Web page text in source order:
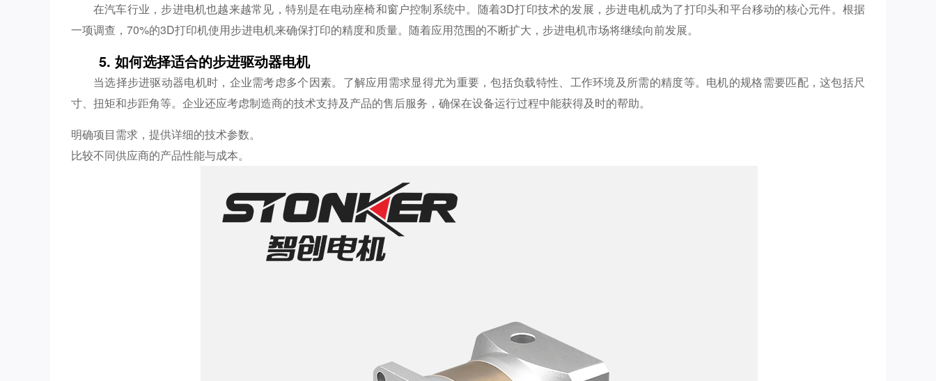
在汽车行业，步进电机也越来越常见，特别是在电动座椅和窗户控制系统中。随着3D打印技术的发展，步进电机成为了打印头和平台移动的核心元件。根据
一项调查，70%的3D打印机使用步进电机来确保打印的精度和质量。随着应用范围的不断扩大，步进电机市场将继续向前发展。
5. 如何选择适合的步进驱动器电机
当选择步进驱动器电机时，企业需考虑多个因素。了解应用需求显得尤为重要，包括负载特性、工作环境及所需的精度等。电机的规格需要匹配，这包括尺
寸、扭矩和步距角等。企业还应考虑制造商的技术支持及产品的售后服务，确保在设备运行过程中能获得及时的帮助。
明确项目需求，提供详细的技术参数。
比较不同供应商的产品性能与成本。